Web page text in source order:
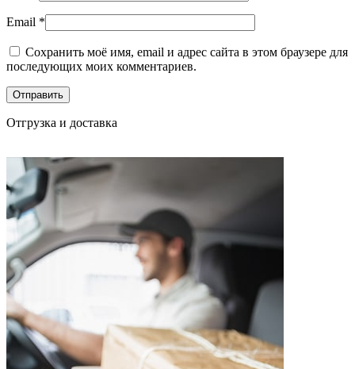
Email *
Сохранить моё имя, email и адрес сайта в этом браузере для
последующих моих комментариев.
Отгрузка и доставка